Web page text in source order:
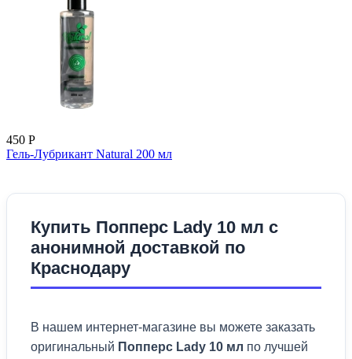
450 Р
Гель-Лубрикант Natural 200 мл
Купить Попперс Lady 10 мл с
анонимной доставкой по
Краснодару
В нашем интернет-магазине вы можете заказать
оригинальный Попперс Lady 10 мл по лучшей